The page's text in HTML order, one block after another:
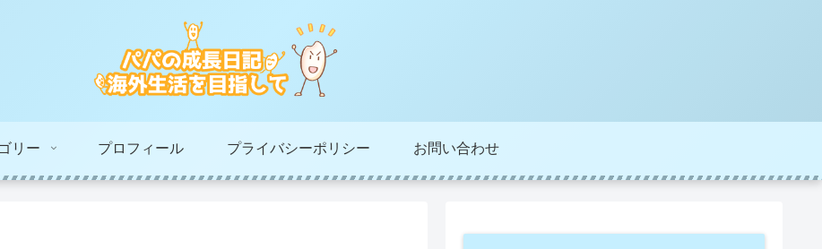
リー プロフィール プライバシーポリシー お問い合わせ